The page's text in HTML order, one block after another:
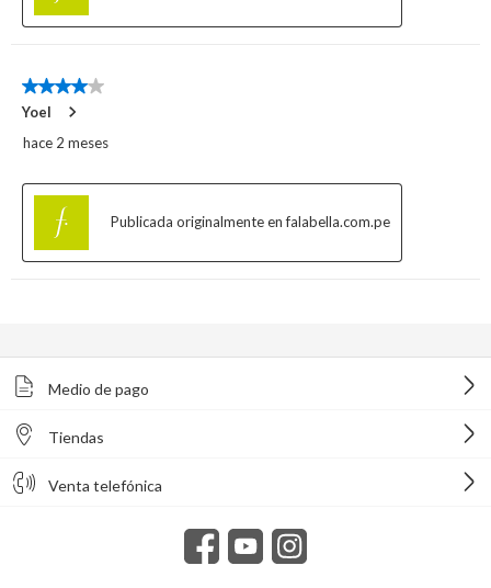
Medio de pago
Tiendas
Venta telefónica